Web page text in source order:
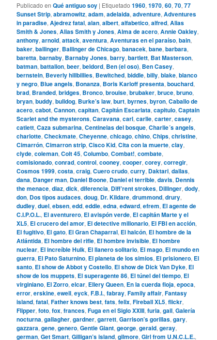
Publicado en Qué antiguo soy | Etiquetado 1960,1970,60,70,77
Sunset Strip,abramowitz,adam,adelaida,adventure,Adventures
in paradise,Ajedrez fatal,alan,albert,alfabetico,alfred,Alias
Smith & Jones,Alias Smith y Jones,Alma de acero,Annie Oakley,
anthony,arnold,attack,aventura,Aventuras en el paraíso,bain,
baker,ballinger, Ballinger de Chicago,banacek,bane,barbara,
baretta,barnaby, Barnaby Jones,barry,bartlett, Bat Masterson,
batman,battalion,beer,beldord, Ben (el oso), Ben Casey,
bernstein, Beverly hillbillies, Bewitched,biddle,billy,blake,blanco
y negro, Blue angels, Bonanza, Boris Karloff presenta,bouchard,
brad, Branded,bridges, Bronco,brouise,brubaker,bruce,bruno,
bryan,buddy,bulldog, Burke’s law,burt,byrnes,byron,Caballo de
acero,cabot,Cannon,capitan,Capitán Escarlata,capitulo,Captain
Scarlet and the mysterons,Caravana,carl,carlie,carter,casey,
catlett,Caza submarina,Centinelas del bosque,Charlie´s angels,
charlotte,Checkmate,Cheyenne,chicago,chino,Chips,christine,
Cimarrón,Cimarron strip,Cisco Kid,Cita con la muerte,clay,
clyde,coleman,Colt 45,Columbo,Combat!,combate,
comisionado,conrad,control,cooney,cooper,corey,corregir,
Cosmos 1999,costa,craig,Cuero crudo,curry, Daktari,dallas,
dana, Danger man, Daniel Boone, Daniel el terrible,davis, Dennis
the menace,diaz,dick,diferencia, Diff’rent strokes, Dillinger,dody,
don, Dos tipos audaces,doug, Dr. Kildare,drummond,drury,
dudley,duel,ebsen,edd,eddie,edna,edward,efrem, El agente de
C.I.P.O.L., El aventurero, El avispón verde, El capitán Marte y el
XL5, El crucero del amor, El detective millonario, El FBI en acción,
El fugitivo, El gato, El Gran Chaparral, El halcón, El hombre de la
Atlántida, El hombre del rifle, El hombre invisible, El hombre
nuclear, El increíble Hulk, El llanero solitario, El mago, El mundo en
guerra, El Pato Saturnino, El planeta de los simios, El prisionero, El
santo, El show de Abbot y Costello, El show de Dick Van Dyke, El
show de los muppets, El superagente 86, El túnel del tiempo, El
virginiano, El Zorro,elcar, Ellery Queen, En la cuerda floja,epoca,
error,erskine,ewell,eyck,F.B.I.,fabray,Family affair,Fantasy
island,fatal,Father knows best,fats,felix,Fireball XL5,flickr,
Flipper,foto,fox,frances,Fuga en el Siglo XXIII,furia,gail,Galería
nocturna,gallagher,gardner,garrett,Garrison’s gorillas,gary,
gazzara,gene,genero,Gentle Giant,george,gerald,geray,
german,Get Smart,Gilligan’s island,gilmore,Girl from U.N.C.L.E.,